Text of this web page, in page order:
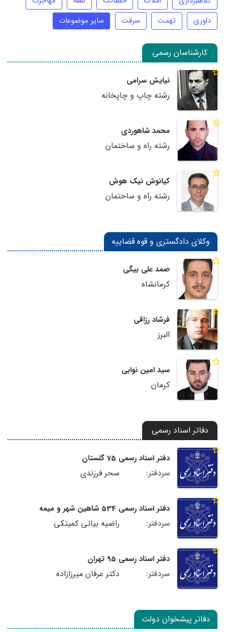
داوری
تهمت سرقت سایر موضوعات
کارشناسان رسمی
نیایش سرامی
رشته چاپ و چاپخانه
محمد شاهوردی
رشته راه و ساختمان
کیانوش نیک هوش
رشته راه و ساختمان
وکلای دادگستری و قوه قضاییه
صمد علی بیگی
کرمانشاه
فرشاد رزاقی
البرز
سید امین نوابی
کرمان
دفاتر اسناد رسمی
دفتر اسناد رسمی 75 گلستان
سردفتر:
سحر فرزندی
دفتر اسناد رسمی 534 شاهین شهر و میمه
سردفتر:
راضیه بیاتی کمیتکی
دفتر اسناد رسمی 95 تهران
سردفتر:
دکتر عرفان میرزازاده
دفاتر پیشخوان دولت